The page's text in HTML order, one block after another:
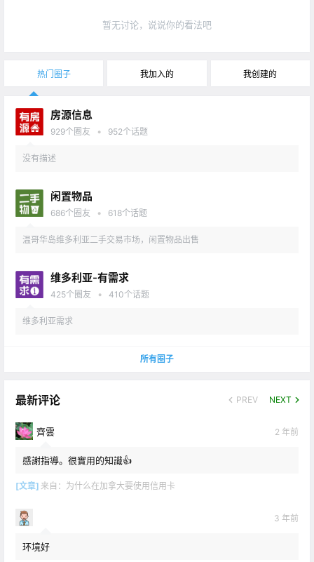
暂无讨论，说说你的看法吧
热门圈子 我加入的 我创建的
房源信息
929个圈友 • 952个话题
没有描述
闲置物品
686个圈友 • 618个话题
温哥华岛维多利亚二手交易市场，闲置物品出售
维多利亚-有需求
425个圈友 • 410个话题
维多利亚需求
所有圈子
最新评论 PREV NEXT
齊雲 2 年前
感謝指導。很實用的知識👍
[文章] 来自： 为什么在加拿大要使用信用卡
3 年前
环境好